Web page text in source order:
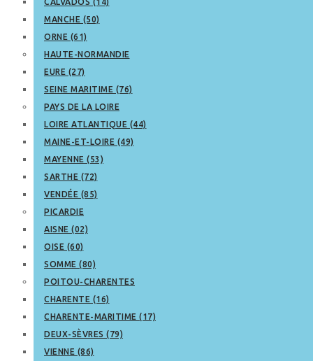
MANCHE (50)
ORNE (61)
HAUTE-NORMANDIE
EURE (27)
SEINE MARITIME (76)
PAYS DE LA LOIRE
LOIRE ATLANTIQUE (44)
MAINE-ET-LOIRE (49)
MAYENNE (53)
SARTHE (72)
VENDÉE (85)
PICARDIE
AISNE (02)
OISE (60)
SOMME (80)
POITOU-CHARENTES
CHARENTE (16)
CHARENTE-MARITIME (17)
DEUX-SÈVRES (79)
VIENNE (86)